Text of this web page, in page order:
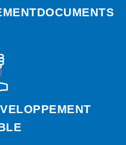
DOCUMENTS